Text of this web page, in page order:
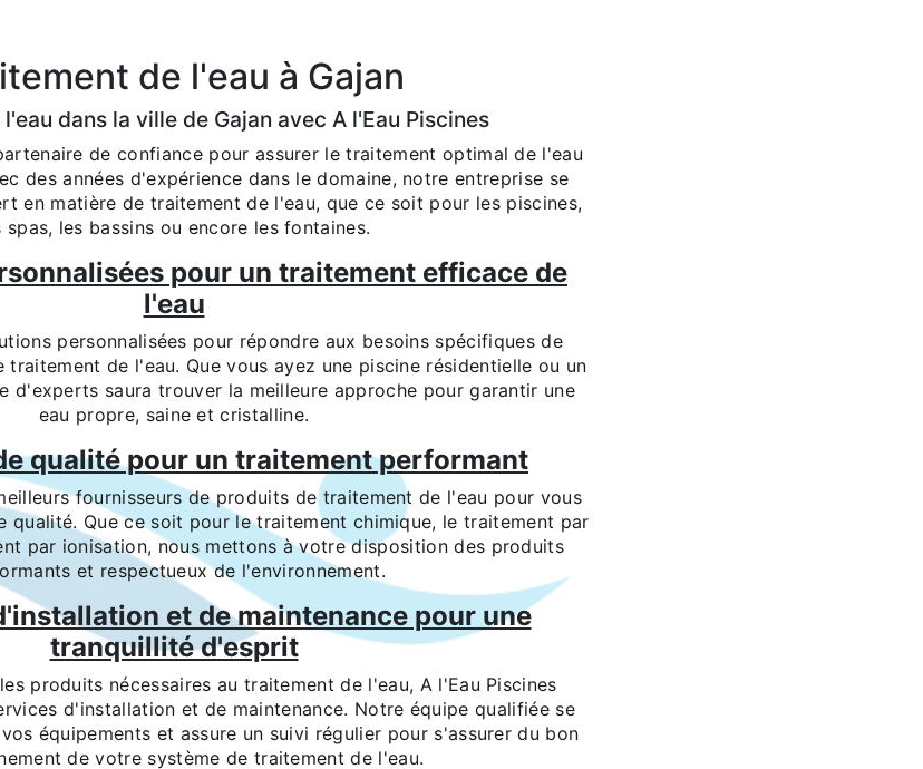
de l'eau à Gajan
dans la ville de Gajan avec A l'Eau Piscines
de confiance pour assurer le traitement optimal de l'eau
des années d'expérience dans le domaine, notre entreprise se
en matière de traitement de l'eau, que ce soit pour les piscines,
spas, les bassins ou encore les fontaines.
pour un traitement efficace de
l'eau
personnalisées pour répondre aux besoins spécifiques de
de l'eau. Que vous ayez une piscine résidentielle ou un
d'experts saura trouver la meilleure approche pour garantir une
eau propre, saine et cristalline.
qualité pour un traitement performant
fournisseurs de produits de traitement de l'eau pour vous
qualité. Que ce soit pour le traitement chimique, le traitement par
par ionisation, nous mettons à votre disposition des produits
et respectueux de l'environnement.
et de maintenance pour une
tranquillité d'esprit
produits nécessaires au traitement de l'eau, A l'Eau Piscines
d'installation et de maintenance. Notre équipe qualifiée se
équipements et assure un suivi régulier pour s'assurer du bon
de votre système de traitement de l'eau.